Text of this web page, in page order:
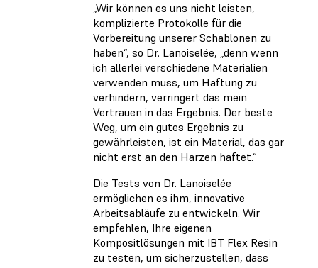
„Wir können es uns nicht leisten,
komplizierte Protokolle für die
Vorbereitung unserer Schablonen zu
haben“, so Dr. Lanoiselée, „denn wenn
ich allerlei verschiedene Materialien
verwenden muss, um Haftung zu
verhindern, verringert das mein
Vertrauen in das Ergebnis. Der beste
Weg, um ein gutes Ergebnis zu
gewährleisten, ist ein Material, das gar
nicht erst an den Harzen haftet.“
Die Tests von Dr. Lanoiselée
ermöglichen es ihm, innovative
Arbeitsabläufe zu entwickeln. Wir
empfehlen, Ihre eigenen
Kompositlösungen mit IBT Flex Resin
zu testen, um sicherzustellen, dass